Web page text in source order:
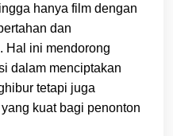
hanya film dengan
dan
Hal ini mendorong
dalam menciptakan
tetapi juga
kuat bagi penonton